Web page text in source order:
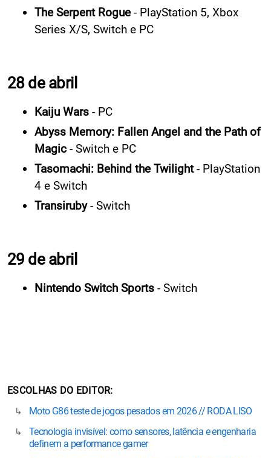
The Serpent Rogue- PlayStation 5, Xbox
Series X/S, Switch e PC
28 de abril
Kaiju Wars - PC
Abyss Memory: Fallen Angel and the Path of
Magic - Switch e PC
Tasomachi: Behind the Twilight- PlayStation
4 e Switch
Transiruby- Switch
29 de abril
Nintendo Switch Sports - Switch
ESCOLHAS DO EDITOR
Moto G86 teste de jogos pesados em 2026 // RODA LISO
Tecnologia invisível: como sensores, latência e engenharia
definem a performance gamer